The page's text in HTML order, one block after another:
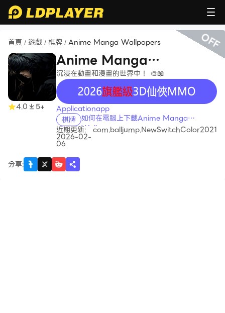
首頁 / 遊戲 / 棋牌 / Anime Manga Wallpapers
4.0 5+
Anime Manga
Wallpapers
沉浸在動畫和漫畫的世界中！ 🎨📖
recommend
Applicationapp
棋牌 如何在電腦上下載Anime Manga
Wallpapers
近期更新:
2026-02-
06
com.balljump.NewSwitchColor2021
分享:
OFF